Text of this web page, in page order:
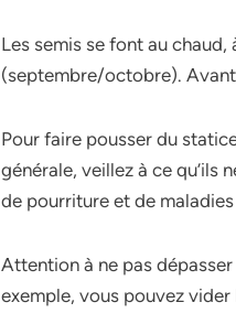
Les semis se font au
(septembre/octobre). Avant
Pour faire pousser du
générale, veillez à ce qu’ils
de pourriture et de
Attention à ne pas
exemple, vous pouvez